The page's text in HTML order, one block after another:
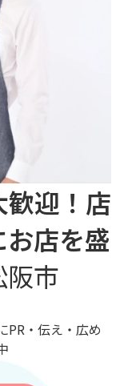
迎！店
店を盛
阪市
PR・伝え・広め